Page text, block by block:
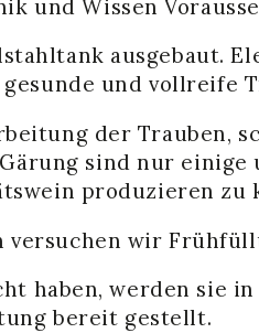
und Wissen
ausgebaut.
und vollreife
der Trauben,
sind nur einige
produzieren zu
versuchen wir
haben, werden sie
bereit gestellt.